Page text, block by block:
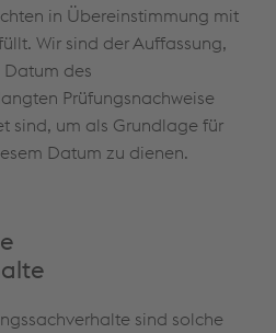
in Übereinstimmung mit
Wir sind der Auffassung,
Datum des
Prüfungsnachweise
sind, um als Grundlage für
Datum zu dienen.
sind solche